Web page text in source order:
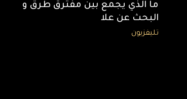
ما الذي يجمع بين مفترق طرق و
البحث عن علا
تليفزيون